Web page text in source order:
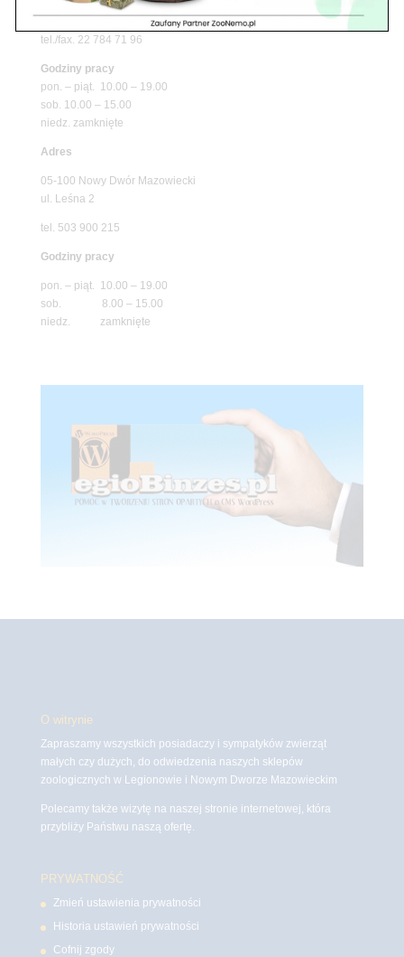
tel./fax. 22 784 71 96
Godziny pracy
pon. – piąt. 10.00 – 19.00
sob. 10.00 – 15.00
niedz. zamknięte
Adres
05-100 Nowy Dwór Mazowiecki
ul. Leśna 2
tel. 503 900 215
Godziny pracy
pon. – piąt. 10.00 – 19.00
sob. 8.00 – 15.00
niedz. zamknięte
O witrynie
Zapraszamy wszystkich posiadaczy i sympatyków zwierząt
małych czy dużych, do odwiedzenia naszych sklepów
zoologicznych w Legionowie i Nowym Dworze Mazowieckim
Polecamy także wizytę na naszej stronie internetowej, która
przybliży Państwu naszą ofertę.
PRYWATNOŚĆ
Zmień ustawienia prywatności
Historia ustawień prywatności
Cofnij zgody